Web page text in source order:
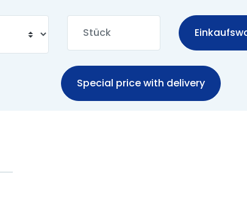
Special price with delivery